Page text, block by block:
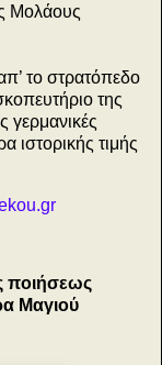
Μολάους
το στρατόπεδο
της
γερμανικές
ιστορικής τιμής
ποιήσεως
Μαγιού